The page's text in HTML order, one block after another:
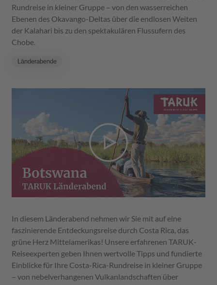
Rundreise in kleiner Gruppe – von den wasserreichen
Ebenen des Okavango-Deltas über die endlosen Weiten
der Kalahari bis zu den spektakulären Flussufern des
Chobe.
Länderabende
In diesem Länderabend nehmen wir Sie mit auf eine
faszinierende Entdeckungsreise durch Costa Rica, das
grüne Herz Mittelamerikas! Unsere erfahrenen TARUK-
Reiseexperten geben Ihnen wertvolle Tipps und fundierte
Einblicke für Ihre Costa-Rica-Rundreise in kleiner Gruppe
– von nebelverhangenen Vulkanlandschaften über